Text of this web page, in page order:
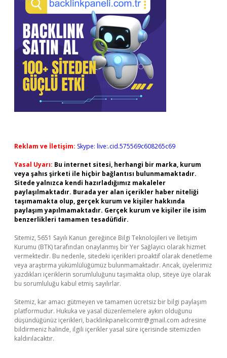
Reklam ve İletişim: Skype: live:.cid.575569c608265c69
Yasal Uyarı: Bu internet sitesi, herhangi bir marka, kurum
veya şahıs şirketi ile hiçbir bağlantısı bulunmamaktadır.
Sitede yalnızca kendi hazırladığımız makaleler
paylaşılmaktadır. Burada yer alan içerikler haber niteliği
taşımamakta olup, gerçek kurum ve kişiler hakkında
paylaşım yapılmamaktadır. Gerçek kurum ve kişiler ile isim
benzerlikleri tamamen tesadüfidir.
Sitemiz, 5651 Sayılı Kanun gereğince Bilgi Teknolojileri ve İletişim
Kurumu (BTK) tarafından onaylanmış bir Yer Sağlayıcı olarak hizmet
vermektedir. Bu nedenle, sitedeki içerikleri proaktif olarak denetleme
veya araştırma yükümlülüğümüz bulunmamaktadır. Ancak, üyelerimiz
yazdıkları içeriklerin sorumluluğunu taşımakta olup, siteye üye olarak
bu sorumluluğu kabul etmiş sayılırlar.
Sitemiz, kar amacı gütmeyen ve tamamen ücretsiz bir bilgi paylaşım
platformudur. Hukuka ve yasal düzenlemelere aykırı olduğunu
düşündüğünüz içerikleri, backlinkpanelicomtr@gmail.com adresine
bildirmeniz halinde, ilgili içerikler yasal süre içerisinde sitemizden
kaldırılacaktır.